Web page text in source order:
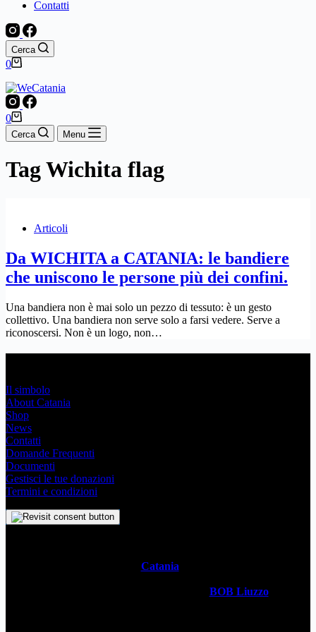
Contatti
Cerca
Carrello
0
Carrello
0
Cerca Menu
TagWichita flag
Articoli
Da WICHITA a CATANIA: le bandiere
che uniscono le persone più dei confini.
Una bandiera non è mai solo un pezzo di tessuto: è un gesto
collettivo. Una bandiera non serve solo a farsi vedere. Serve a
riconoscersi. Non è un logo, non…
Il simbolo
About Catania
Shop
News
Contatti
Domande Frequenti
Documenti
Gestisci le tue donazioni
Termini e condizioni
Catania
BOB Liuzzo, questo